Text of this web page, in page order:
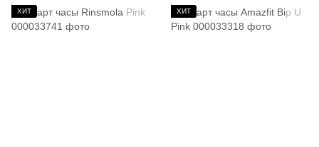
ХИТ ХИТ